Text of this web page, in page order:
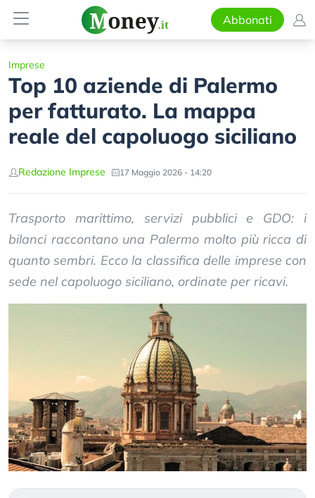
Abbonati
Imprese
Top 10 aziende di Palermo
per fatturato. La mappa
reale del capoluogo siciliano
Redazione Imprese 17 Maggio 2026 - 14:20
Trasporto marittimo, servizi pubblici e GDO: i
bilanci raccontano una Palermo molto più ricca di
quanto sembri. Ecco la classifica delle imprese con
sede nel capoluogo siciliano, ordinate per ricavi.